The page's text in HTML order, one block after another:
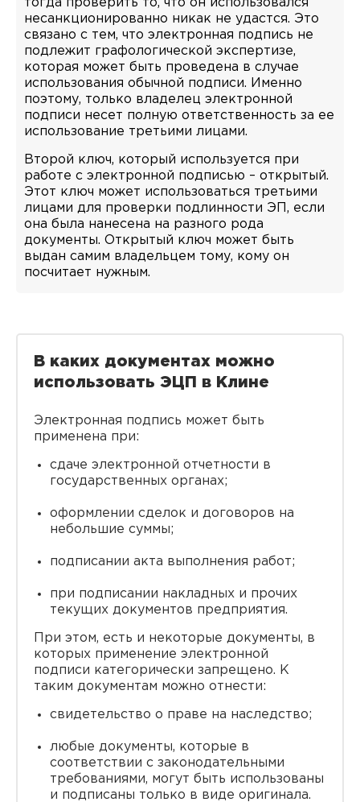
тогда проверить то, что он использовался
несанкционированно никак не удастся. Это
связано с тем, что электронная подпись не
подлежит графологической экспертизе,
которая может быть проведена в случае
использования обычной подписи. Именно
поэтому, только владелец электронной
подписи несет полную ответственность за ее
использование третьими лицами.
Второй ключ, который используется при
работе с электронной подписью – открытый.
Этот ключ может использоваться третьими
лицами для проверки подлинности ЭП, если
она была нанесена на разного рода
документы. Открытый ключ может быть
выдан самим владельцем тому, кому он
посчитает нужным.
В каких документах можно
использовать ЭЦП в Клине
Электронная подпись может быть
применена при:
сдаче электронной отчетности в
государственных органах;
оформлении сделок и договоров на
небольшие суммы;
подписании акта выполнения работ;
при подписании накладных и прочих
текущих документов предприятия.
При этом, есть и некоторые документы, в
которых применение электронной
подписи категорически запрещено. К
таким документам можно отнести:
свидетельство о праве на наследство;
любые документы, которые в
соответствии с законодательными
требованиями, могут быть использованы
и подписаны только в виде оригинала.